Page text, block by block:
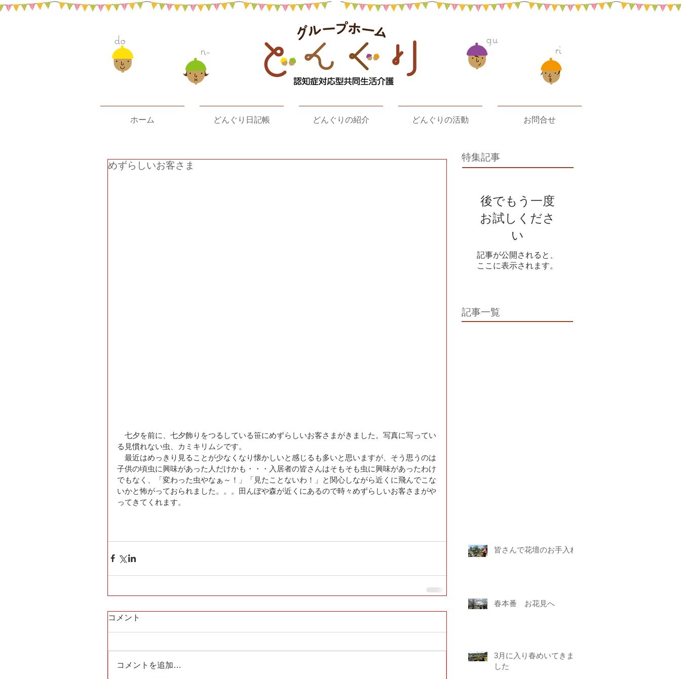
do
n-
gu
ri
ホーム どんぐり日記帳 どんぐりの紹介 どんぐりの活動 お問合せ
めずらしいお客さま
七夕を前に、七夕飾りをつるしている笹にめずらしいお客さまがきました。写真に写ってい
る見慣れない虫、カミキリムシです。
最近はめっきり見ることが少なくなり懐かしいと感じるも多いと思いますが、そう思うのは
子供の頃虫に興味があった人だけかも・・・入居者の皆さんはそもそも虫に興味があったわけ
でもなく、「変わった虫やなぁ～！」「見たことないわ！」と関心しながら近くに飛んでこな
いかと怖がっておられました。。。田んぼや森が近くにあるので時々めずらしいお客さまがや
ってきてくれます。
コメント
コメントを追加…
特集記事
後でもう一度
お試しくださ
い
記事が公開されると、
ここに表示されます。
記事一覧
皆さんで花壇のお手入れ
春本番 お花見へ
3月に入り春めいてきま
した